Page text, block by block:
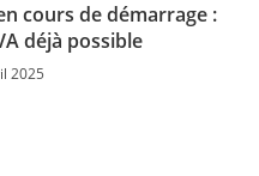
cours de démarrage :
déjà possible
2025